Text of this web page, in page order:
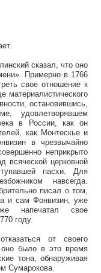
сказал, что оно
Примерно в 1766
свое отношение к
материалистического
остановившись,
удовлетворявшем
в России, как он
как Монтескье и
в чрезвычайно
неприкрыто
всяческой церковной
пасхи. Для
навсегда.
писал о том,
и сам Фонвизин, уже
напечатал свое
году.
от своего
оно было в это время
тона, обнаруживая
Сумарокова.